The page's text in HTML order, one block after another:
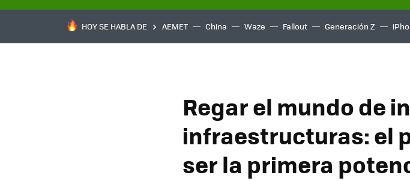
HOY SE HABLA DE AEMET China Waze Fallout Generación Z
Regar el mundo de
infraestructuras: el
ser la primera